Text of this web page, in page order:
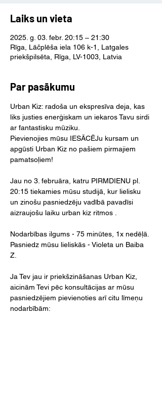
Laiks un vieta
2025. g. 03. febr. 20:15 – 21:30
Rīga, Lāčplēša iela 106 k-1, Latgales
priekšpilsēta, Rīga, LV-1003, Latvia
Par pasākumu
Urban Kiz: radoša un ekspresīva deja, kas
liks justies enerģiskam un iekaros Tavu sirdi
ar fantastisku mūziku.
Pievienojies mūsu IESĀCĒJu kursam un
apgūsti Urban Kiz no pašiem pirmajiem
pamatsoļiem!
Jau no 3. februāra, katru PIRMDIENU pl.
20:15 tiekamies mūsu studijā, kur lielisku
un zinošu pasniedzēju vadībā pavadīsi
aizraujošu laiku urban kiz ritmos .
Nodarbības ilgums - 75 minūtes, 1x nedēļā.
Pasniedz mūsu lieliskās - Violeta un Baiba
Z.
Ja Tev jau ir priekšzināšanas Urban Kiz,
aicinām Tevi pēc konsultācijas ar mūsu
pasniedzējiem pievienoties arī citu līmeņu
nodarbībām: